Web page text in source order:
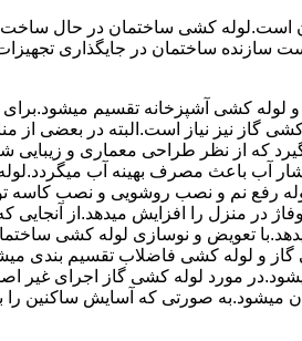
کشی ساختمان در حال ساخت
سازنده ساختمان در جایگذاری
کشی آشپزخانه تقسیم
گاز نیز نیاز است.البته در بعضی از
که از نظر طراحی معماری و
آب باعث مصرف بهینه آب
نم و نصب روشویی و نصب کاسه
تعویض و نوسازی لوله کشی
و لوله کشی فاضلاب تقسیم بندی
مورد لوله کشی گاز اجرای
میشود.به صورتی که آسایش